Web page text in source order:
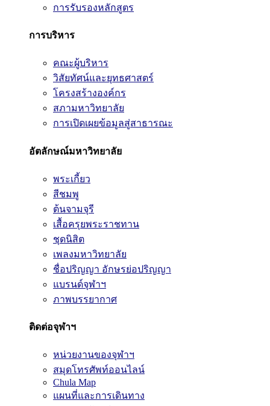
การรับรองหลักสูตร
การบริหาร
คณะผู้บริหาร
วิสัยทัศน์และยุทธศาสตร์
โครงสร้างองค์กร
สภามหาวิทยาลัย
การเปิดเผยข้อมูลสู่สาธารณะ
อัตลักษณ์มหาวิทยาลัย
พระเกี้ยว
สีชมพู
ต้นจามจุรี
เสื้อครุยพระราชทาน
ชุดนิสิต
เพลงมหาวิทยาลัย
ชื่อปริญญา อักษรย่อปริญญา
แบรนด์จุฬาฯ
ภาพบรรยากาศ
ติดต่อจุฬาฯ
หน่วยงานของจุฬาฯ
สมุดโทรศัพท์ออนไลน์
Chula Map
แผนที่และการเดินทาง